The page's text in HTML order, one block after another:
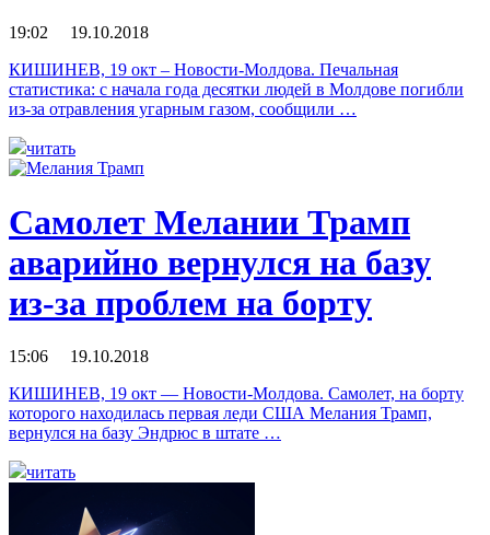
19:02 19.10.2018
КИШИНЕВ, 19 окт – Новости-Молдова. Печальная
статистика: с начала года десятки людей в Молдове погибли
из-за отравления угарным газом, сообщили …
читать
Самолет Мелании Трамп
аварийно вернулся на базу
из-за проблем на борту
15:06 19.10.2018
КИШИНЕВ, 19 окт — Новости-Молдова. Самолет, на борту
которого находилась первая леди США Мелания Трамп,
вернулся на базу Эндрюс в штате …
читать